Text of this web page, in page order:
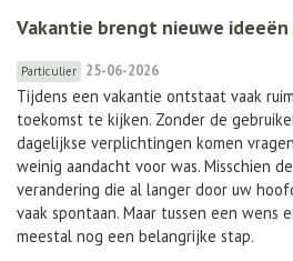
Vakantie brengt nieuwe ideeën
Particulier 25-06-2026
Tijdens een vakantie ontstaat vaak
toekomst te kijken. Zonder de
dagelijkse verplichtingen komen
weinig aandacht voor was. Misschien
verandering die al langer door uw
vaak spontaan. Maar tussen een wens
meestal nog een belangrijke stap.